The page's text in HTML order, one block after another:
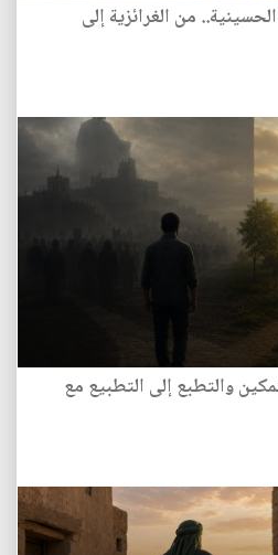
من الغرائزية إلى
والتطبع إلى التطبيع مع